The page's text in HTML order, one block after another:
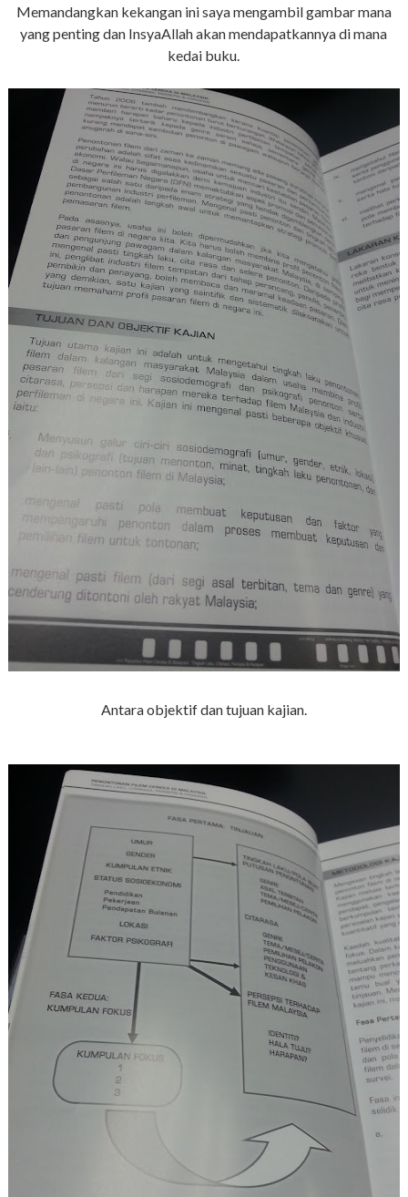
Memandangkan kekangan ini saya mengambil gambar mana
yang penting dan InsyaAllah akan mendapatkannya di mana
kedai buku.
Antara objektif dan tujuan kajian.